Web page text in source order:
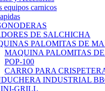
equipos carnicos
DE SALCHICHA
PALOMITAS DE
MAQUINA PALOMITAS
POP-100
CARRO PARA
INDUSTRIAL
GRILL